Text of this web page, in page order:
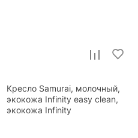
Кресло Samurai, молочный,
экокожа Infinity easy clean,
экокожа Infinity